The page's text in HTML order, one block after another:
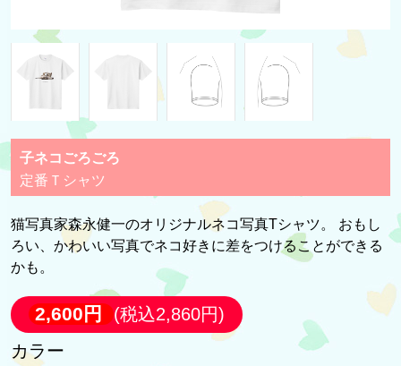
子ネコごろごろ
定番Ｔシャツ
猫写真家森永健一のオリジナルネコ写真Tシャツ。 おもし
ろい、かわいい写真でネコ好きに差をつけることができる
かも。
2,600円
(税込2,860円)
カラー